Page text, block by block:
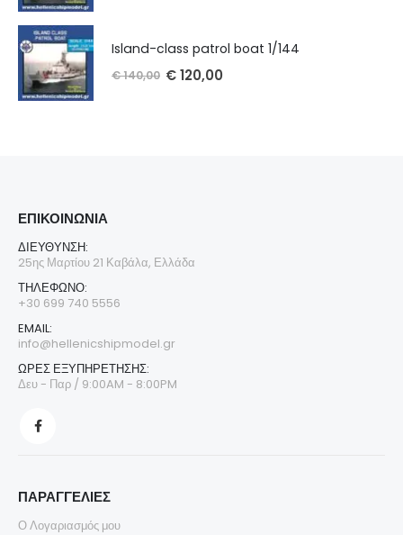
Island-class patrol boat 1/144
€140,00 €120,00
ΕΠΙΚΟΙΝΩΝΊΑ
ΔΙΕΎΘΥΝΣΗ:
25ης Μαρτίου 21 Καβάλα, Ελλάδα
ΤΗΛΈΦΩΝΟ:
+30 699 740 5556
EMAIL:
info@hellenicshipmodel.gr
ΩΡΕΣ ΕΞΥΠΗΡΕΤΗΣΗΣ:
Δευ - Παρ / 9:00AM - 8:00PM
ΠΑΡΑΓΓΕΛΙΕΣ
Ο Λογαριασμός μου